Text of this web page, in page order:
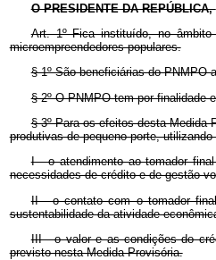
O PRESIDENTE DA REPÚBLICA,
Art. 1º Fica instituído, no
microempreendedores populares.
§ 1º São beneficiárias do PNMPO
§ 2º O PNMPO tem por finalidade
§ 3º Para os efeitos desta Medida
produtivas de pequeno porte,
I - o atendimento ao tomador
necessidades de crédito e de gestão
II - o contato com o tomador
sustentabilidade da atividade
III - o valor e as condições do
previsto nesta Medida Provisória.